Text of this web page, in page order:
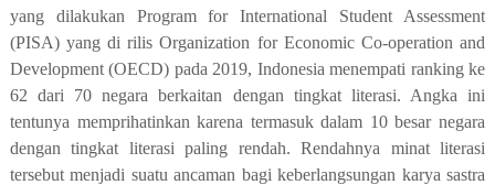
yang dilakukan Program for International Student Assessment
(PISA) yang di rilis Organization for Economic Co-operation and
Development (OECD) pada 2019, Indonesia menempati ranking ke
62 dari 70 negara berkaitan dengan tingkat literasi. Angka ini
tentunya memprihatinkan karena termasuk dalam 10 besar negara
dengan tingkat literasi paling rendah. Rendahnya minat literasi
tersebut menjadi suatu ancaman bagi keberlangsungan karya sastra